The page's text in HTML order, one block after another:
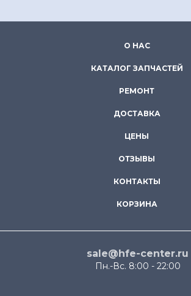
О НАС
КАТАЛОГ ЗАПЧАСТЕЙ
РЕМОНТ
ДОСТАВКА
ЦЕНЫ
ОТЗЫВЫ
КОНТАКТЫ
КОРЗИНА
sale@hfe-center.ru
Пн.-Вс. 8:00 - 22:00